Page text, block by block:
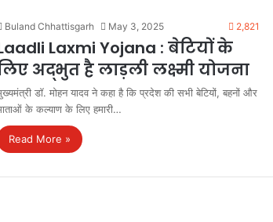
Buland Chhattisgarh May 3, 2025 2,821
Laxmi Yojana : बेटियों के
अद्भुत है लाड़ली लक्ष्मी योजना
डॉ. मोहन यादव ने कहा है कि प्रदेश की सभी बेटियों, बहनों और
के कल्याण के लिए हमारी…
Read More »